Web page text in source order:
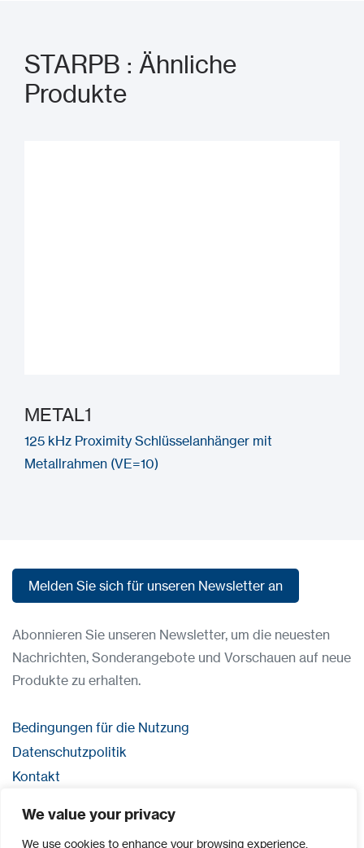
We value your privacy
We use cookies to enhance your browsing experience,
STARPB : Ähnliche
Produkte
METAL1
125 kHz Proximity Schlüsselanhänger mit
Metallrahmen (VE=10)
Melden Sie sich für unseren Newsletter an
Abonnieren Sie unseren Newsletter, um die neuesten
Nachrichten, Sonderangebote und Vorschauen auf neue
Produkte zu erhalten.
Bedingungen für die Nutzung
Datenschutzpolitik
Kontakt